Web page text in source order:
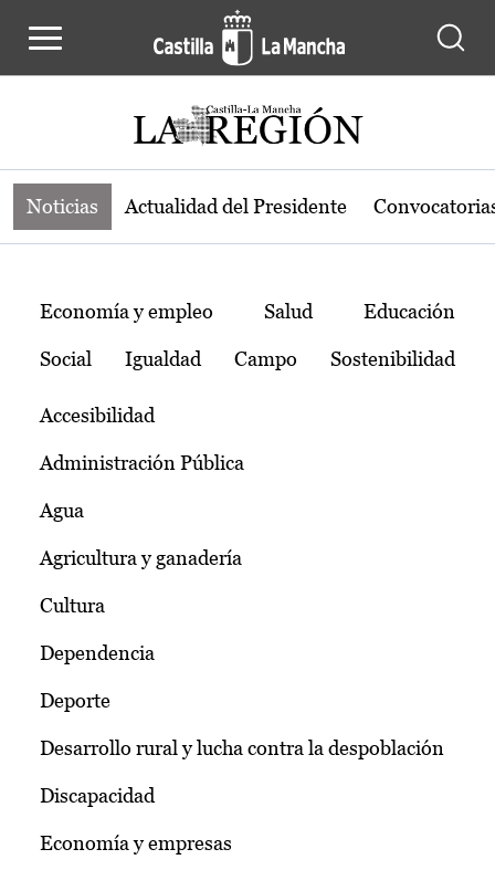
Noticias de la región de Castilla-La
Noticias Actualidad del Presidente
Temas
Economía y empleo Salud Educación
Social Igualdad Campo Sostenibilidad
Accesibilidad
Administración Pública
Agua
Agricultura y ganadería
Cultura
Dependencia
Deporte
Desarrollo rural y lucha contra la despoblación
Discapacidad
Economía y empresas